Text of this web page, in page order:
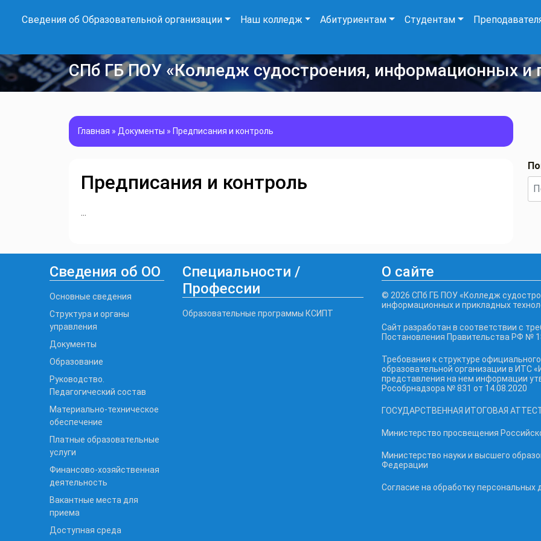
Сведения об Образовательной организации Наш колледж Абитуриентам Студентам
СПб ГБ ПОУ «Колледж судостроения, информационных и
Главная » Документы » Предписания и контроль
Предписания и контроль
Сведения об ОО
Основные сведения
Структура и органы
управления
Документы
Образование
Руководство.
Педагогический состав
Материально-техническое
обеспечение
Платные образовательные
услуги
Финансово-хозяйственная
деятельность
Вакантные места для
приема
Доступная среда
Специальности /
Профессии
Образовательные программы КСИПТ
О сайте
© 2026 СПб ГБ ПОУ «Колледж
информационных и прикладных
Сайт разработан в соответствии с
Постановления Правительства РФ №
Требования к структуре
образовательной организации в ИТС
представления на нем информации
Рособрнадзора № 831 от 14.08.2020
ГОСУДАРСТВЕННАЯ ИТОГОВАЯ
Министерство просвещения
Министерство науки и высшего
Федерации
Согласие на обработку персональных